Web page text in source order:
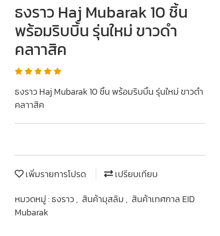
ธงราว Haj Mubarak 10 ชิ้น
พร้อมริบบิ้น รุ่นใหม่ ขาวดำ
คลาาสิค
ธงราว Haj Mubarak 10 ชิ้น พร้อมริบบิ้น รุ่นใหม่ ขาวดำ
คลาาสิค
เพิ่มรายการโปรด
เปรียบเทียบ
หมวดหมู่ :ธงราว, สินค้ามุสลิม , สินค้าเทศกาล EID
Mubarak